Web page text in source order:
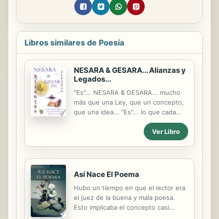
Libros similares de Poesía
NESARA & GESARA... Alianzas y
Legados...
"Es"... NESARA & GESARA... mucho
más que una Ley, que un concepto,
que una idea... "Es"... lo que cada
UNO lleva en su Interior...
Espiritualmente, impreso en su ADN
como huella dactilar que define lo
tras reencarnación, cada Alma ha
sido a través de la Eternidad,
facultades en este Tiempo de Gracia
en el que... TODO ha de Ser...
NESARA & GESARA... "Es" la
Ver Libro
Así Nace El Poema
Hubo un tiempo en que el lector era
el juez de la buena y mala poesa.
Esto implicaba el concepto casi